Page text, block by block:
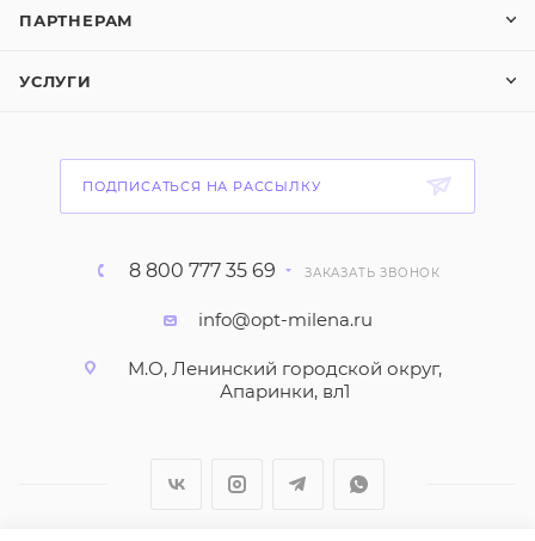
ПАРТНЕРАМ
УСЛУГИ
ПОДПИСАТЬСЯ НА РАССЫЛКУ
8 800 777 35 69 ЗАКАЗАТЬ ЗВОНОК
info@opt-milena.ru
М.О, Ленинский городской округ,
Апаринки, вл1